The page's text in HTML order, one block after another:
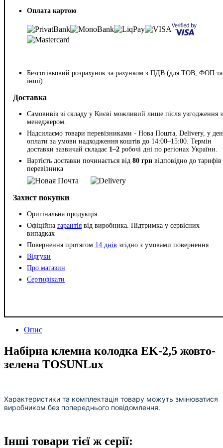
Оплата картою
Безготівковий розрахунок за рахунком з ПДВ (для ТОВ, ФОП та
інші)
Доставка
Самовивіз зі складу у Києві можливий лише після узгодження з
менеджером.
Надсилаємо товари перевізниками - Нова Пошта, Delivery, у
оплати за умови надходження коштів до 14:00–15:00. Термін
доставки зазвичай складає 1–2 робочі дні по регіонах України.
Вартість доставки починається від 80 грн відповідно до тарифів
перевізника
Захист покупки
Оригінальна продукція
Офіційна гарантія від виробника. Підтримка у сервісних
випадках
Повернення протягом 14 днів згідно з умовами повернення
Відгуки
Про магазин
Сертифікати
Опис
Набірна клемна колодка EK-2,5 жовто-
зелена TOSUNLux
Характеристики та комплектація товару можуть змінюватися
виробником без попереднього повідомлення.
Інші товари тієї ж серії: